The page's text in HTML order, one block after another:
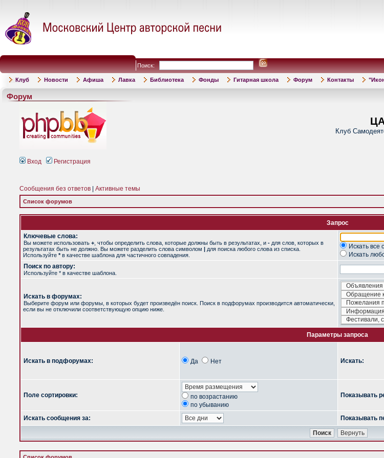
Поиск:
Клуб Новости Афиша Лавка Библиотека Фонды Гитарная школа Форум Контакты
Форум
Клуб
Вход Регистрация
Сообщения без ответов Активные темы
Список форумов
Запрос
Ключевые слова:
Вы можете использовать + , чтобы определить слова, которые должны быть в результатах, и - для слов, которых в
результатах быть не должно. Вы можете разделить слова символом | для поиска любого слова из списка.
Используйте *в качестве шаблона для частичного совпадения.
Искать все
Искать
Поиск по автору:
Используйте * в качестве шаблона.
Искать в форумах:
Выберите форум или форумы, в которых будет произведён поиск. Поиск в подфорумах производится автоматически,
если вы не отключили соответствующую опцию ниже.
Параметры запроса
Искать в подфорумах: Да Нет Искать:
Поле сортировки:
по возрастанию
по убыванию
Показывать
Искать сообщения за: Показывать